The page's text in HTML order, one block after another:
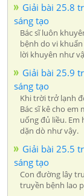
Giải bài 25.8
sáng tạo
Bác sĩ luôn
bệnh do vi khuẩn
lời khuyên như
Giải bài 25.9
sáng tạo
Khi trời trở lạnh
Bác sĩ kê cho
uống đủ liều. Em
dặn dò như vậy.
Giải bài 25.5
sáng tạo
Con đường lây
truyền bệnh lao